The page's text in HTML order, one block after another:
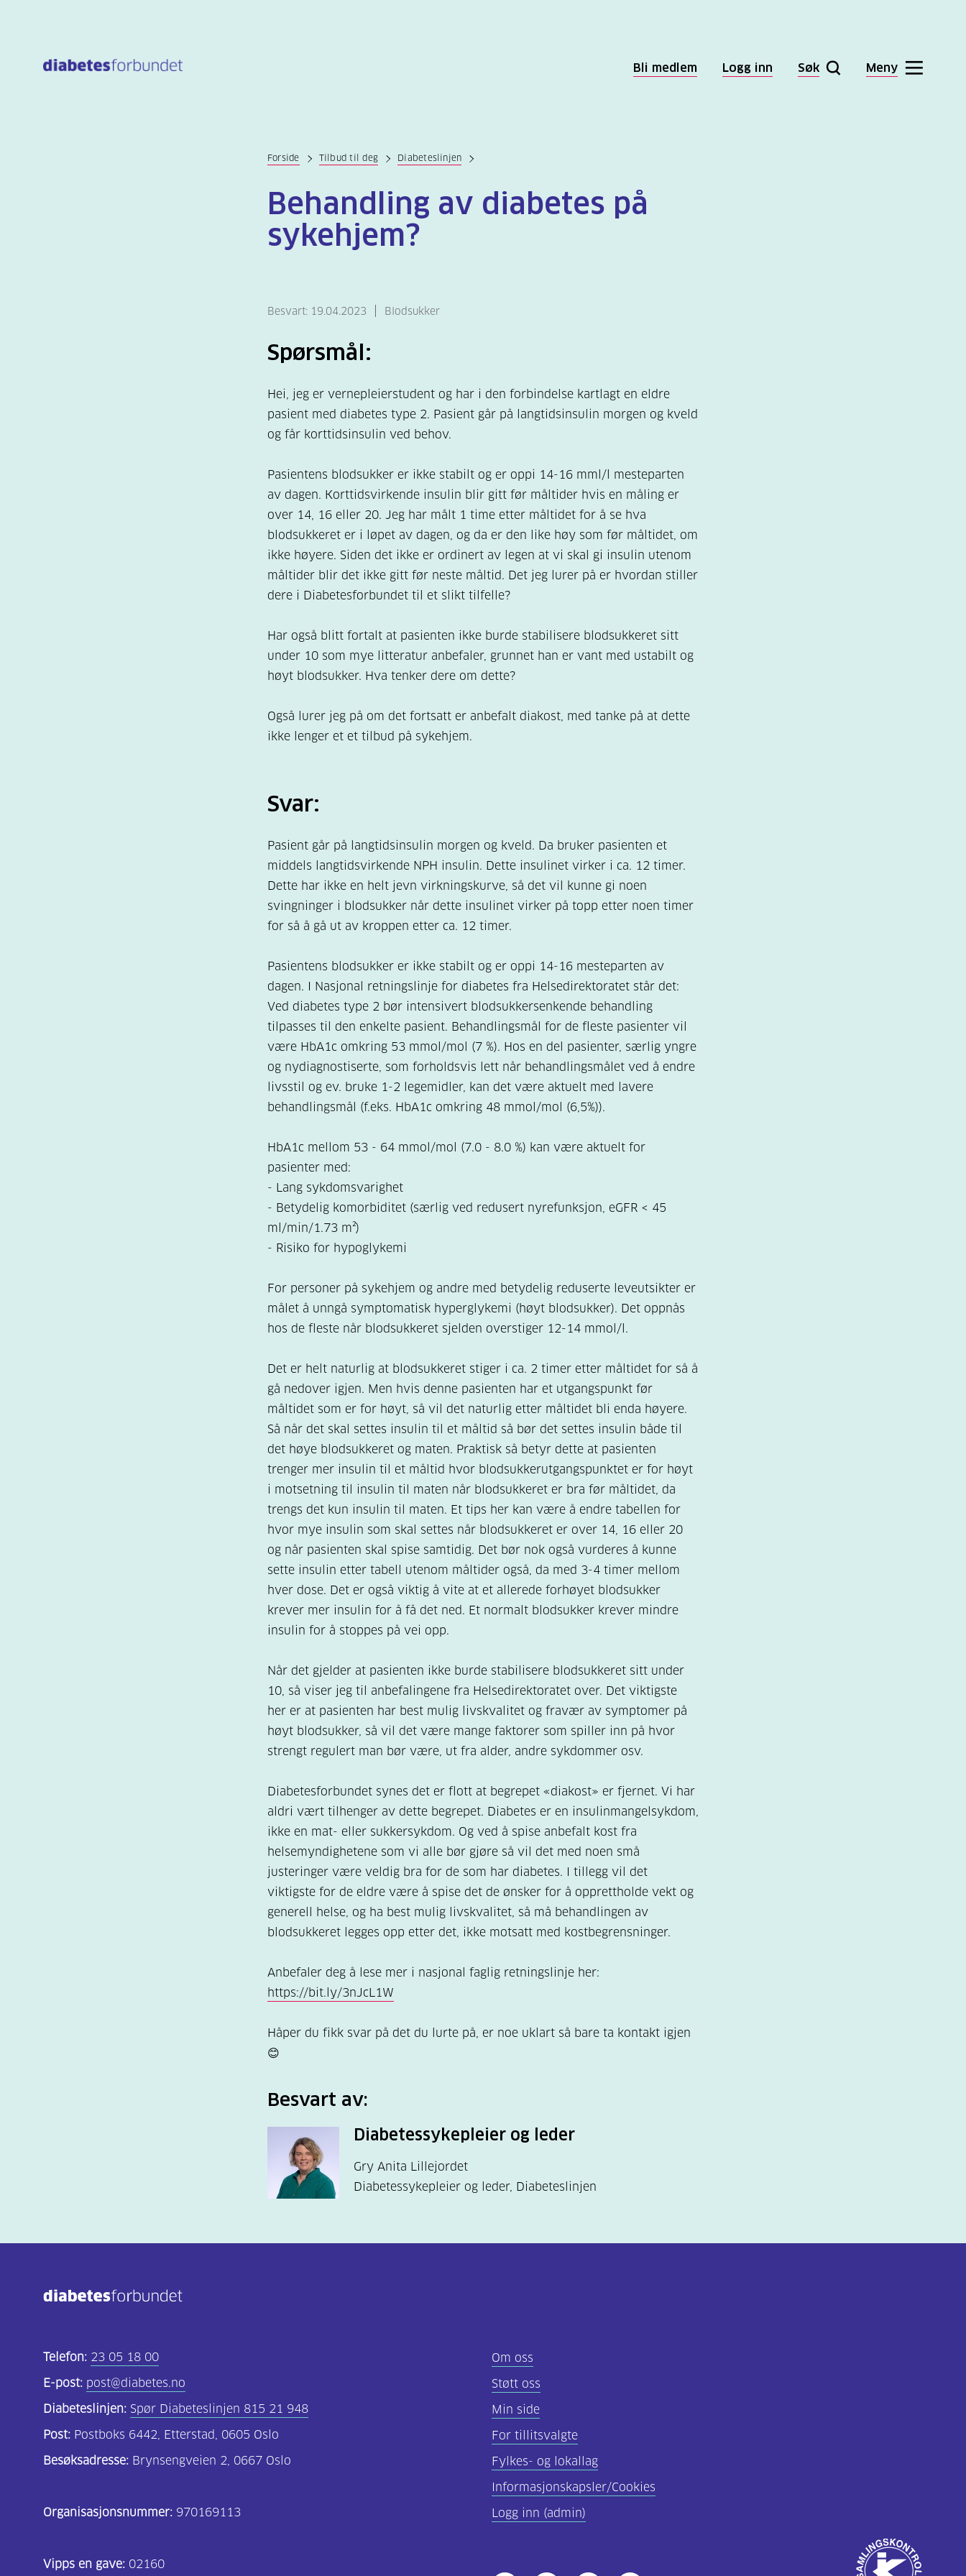
Bli medlem Logg inn Søk Meny
Forside Tilbud til deg Diabeteslinjen
Behandling av diabetes på
sykehjem?
Besvart: 19.04.2023 Blodsukker
Spørsmål:
Hei, jeg er vernepleierstudent og har i den forbindelse kartlagt en eldre
pasient med diabetes type 2. Pasient går på langtidsinsulin morgen og kveld
og får korttidsinsulin ved behov.
Pasientens blodsukker er ikke stabilt og er oppi 14-16 mml/l mesteparten
av dagen. Korttidsvirkende insulin blir gitt før måltider hvis en måling er
over 14, 16 eller 20. Jeg har målt 1 time etter måltidet for å se hva
blodsukkeret er i løpet av dagen, og da er den like høy som før måltidet, om
ikke høyere. Siden det ikke er ordinert av legen at vi skal gi insulin utenom
måltider blir det ikke gitt før neste måltid. Det jeg lurer på er hvordan stiller
dere i Diabetesforbundet til et slikt tilfelle?
Har også blitt fortalt at pasienten ikke burde stabilisere blodsukkeret sitt
under 10 som mye litteratur anbefaler, grunnet han er vant med ustabilt og
høyt blodsukker. Hva tenker dere om dette?
Også lurer jeg på om det fortsatt er anbefalt diakost, med tanke på at dette
ikke lenger et et tilbud på sykehjem.
Svar:
Pasient går på langtidsinsulin morgen og kveld. Da bruker pasienten et
middels langtidsvirkende NPH insulin. Dette insulinet virker i ca. 12 timer.
Dette har ikke en helt jevn virkningskurve, så det vil kunne gi noen
svingninger i blodsukker når dette insulinet virker på topp etter noen timer
for så å gå ut av kroppen etter ca. 12 timer.
Pasientens blodsukker er ikke stabilt og er oppi 14-16 mesteparten av
dagen. I Nasjonal retningslinje for diabetes fra Helsedirektoratet står det:
Ved diabetes type 2 bør intensivert blodsukkersenkende behandling
tilpasses til den enkelte pasient. Behandlingsmål for de fleste pasienter vil
være HbA1c omkring 53 mmol/mol (7 %). Hos en del pasienter, særlig yngre
og nydiagnostiserte, som forholdsvis lett når behandlingsmålet ved å endre
livsstil og ev. bruke 1-2 legemidler, kan det være aktuelt med lavere
behandlingsmål (f.eks. HbA1c omkring 48 mmol/mol (6,5%)).
HbA1c mellom 53 - 64 mmol/mol (7.0 - 8.0 %) kan være aktuelt for
pasienter med:
- Lang sykdomsvarighet
- Betydelig komorbiditet (særlig ved redusert nyrefunksjon, eGFR < 45
ml/min/1.73 m²)
- Risiko for hypoglykemi
For personer på sykehjem og andre med betydelig reduserte leveutsikter er
målet å unngå symptomatisk hyperglykemi (høyt blodsukker). Det oppnås
hos de fleste når blodsukkeret sjelden overstiger 12-14 mmol/l.
Det er helt naturlig at blodsukkeret stiger i ca. 2 timer etter måltidet for så å
gå nedover igjen. Men hvis denne pasienten har et utgangspunkt før
måltidet som er for høyt, så vil det naturlig etter måltidet bli enda høyere.
Så når det skal settes insulin til et måltid så bør det settes insulin både til
det høye blodsukkeret og maten. Praktisk så betyr dette at pasienten
trenger mer insulin til et måltid hvor blodsukkerutgangspunktet er for høyt
i motsetning til insulin til maten når blodsukkeret er bra før måltidet, da
trengs det kun insulin til maten. Et tips her kan være å endre tabellen for
hvor mye insulin som skal settes når blodsukkeret er over 14, 16 eller 20
og når pasienten skal spise samtidig. Det bør nok også vurderes å kunne
sette insulin etter tabell utenom måltider også, da med 3-4 timer mellom
hver dose. Det er også viktig å vite at et allerede forhøyet blodsukker
krever mer insulin for å få det ned. Et normalt blodsukker krever mindre
insulin for å stoppes på vei opp.
Når det gjelder at pasienten ikke burde stabilisere blodsukkeret sitt under
10, så viser jeg til anbefalingene fra Helsedirektoratet over. Det viktigste
her er at pasienten har best mulig livskvalitet og fravær av symptomer på
høyt blodsukker, så vil det være mange faktorer som spiller inn på hvor
strengt regulert man bør være, ut fra alder, andre sykdommer osv.
Diabetesforbundet synes det er flott at begrepet «diakost» er fjernet. Vi har
aldri vært tilhenger av dette begrepet. Diabetes er en insulinmangelsykdom,
ikke en mat- eller sukkersykdom. Og ved å spise anbefalt kost fra
helsemyndighetene som vi alle bør gjøre så vil det med noen små
justeringer være veldig bra for de som har diabetes. I tillegg vil det
viktigste for de eldre være å spise det de ønsker for å opprettholde vekt og
generell helse, og ha best mulig livskvalitet, så må behandlingen av
blodsukkeret legges opp etter det, ikke motsatt med kostbegrensninger.
Anbefaler deg å lese mer i nasjonal faglig retningslinje her:
https://bit.ly/3nJcL1W
Håper du fikk svar på det du lurte på, er noe uklart så bare ta kontakt igjen
😊
Besvart av:
Diabetessykepleier og leder
Gry Anita Lillejordet
Diabetessykepleier og leder, Diabeteslinjen
Telefon: 23 05 18 00
E-post: post@diabetes.no
Diabeteslinjen: Spør Diabeteslinjen 815 21 948
Post: Postboks 6442, Etterstad, 0605 Oslo
Besøksadresse: Brynsengveien 2, 0667 Oslo
Organisasjonsnummer: 970169113
Vipps en gave: 02160
Om oss
Støtt oss
Min side
For tillitsvalgte
Fylkes- og lokallag
Informasjonskapsler/Cookies
Logg inn (admin)
Godkjent